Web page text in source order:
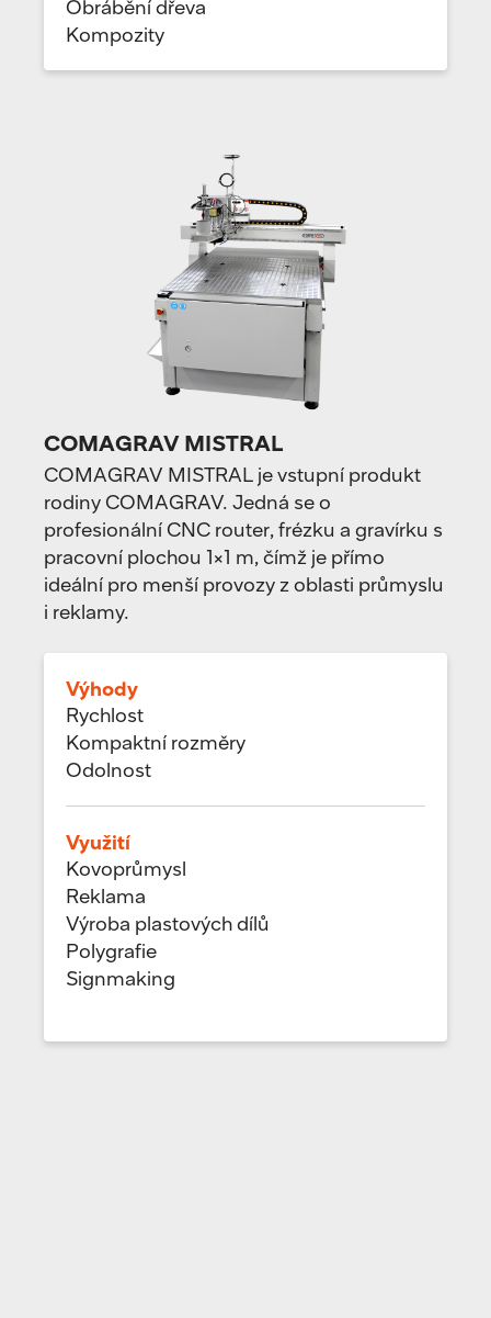
Obrábění dřeva
Kompozity
COMAGRAV MISTRAL
COMAGRAV MISTRAL je vstupní produkt
rodiny COMAGRAV. Jedná se o
profesionální CNC router, frézku a gravírku s
pracovní plochou 1×1 m, čímž je přímo
ideální pro menší provozy z oblasti průmyslu
i reklamy.
Výhody
Rychlost
Kompaktní rozměry
Odolnost
Využití
Kovoprůmysl
Reklama
Výroba plastových dílů
Polygrafie
Signmaking